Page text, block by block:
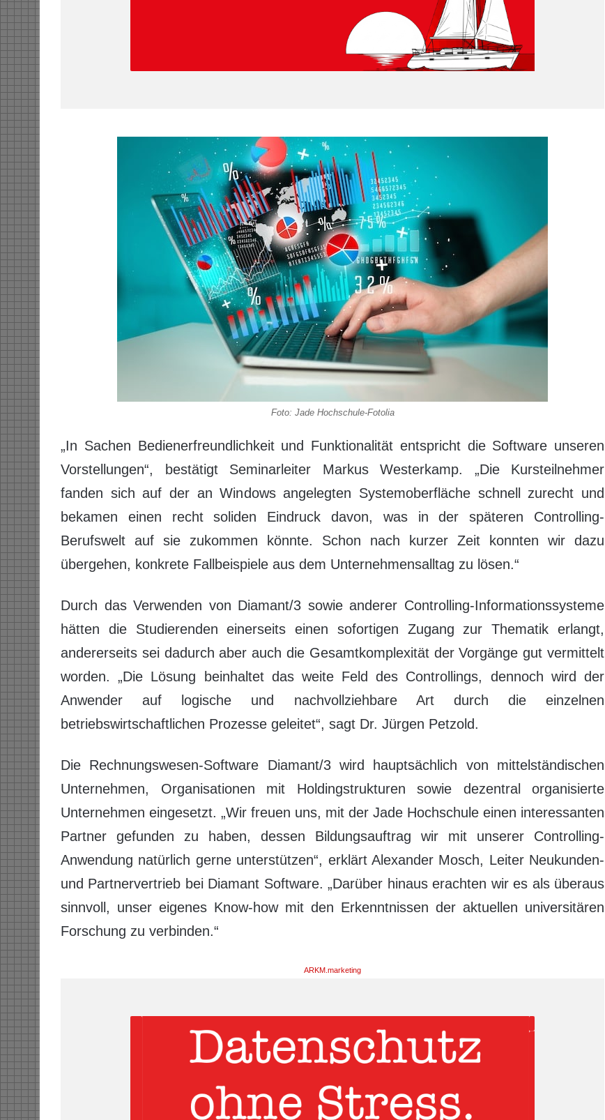
Foto: Jade Hochschule-Fotolia
„In Sachen Bedienerfreundlichkeit und Funktionalität entspricht die Software unseren
Vorstellungen“, bestätigt Seminarleiter Markus Westerkamp. „Die Kursteilnehmer
fanden sich auf der an Windows angelegten Systemoberfläche schnell zurecht und
bekamen einen recht soliden Eindruck davon, was in der späteren Controlling-
Berufswelt auf sie zukommen könnte. Schon nach kurzer Zeit konnten wir dazu
übergehen, konkrete Fallbeispiele aus dem Unternehmensalltag zu lösen.“
Durch das Verwenden von Diamant/3 sowie anderer Controlling-Informationssysteme
hätten die Studierenden einerseits einen sofortigen Zugang zur Thematik erlangt,
andererseits sei dadurch aber auch die Gesamtkomplexität der Vorgänge gut vermittelt
worden. „Die Lösung beinhaltet das weite Feld des Controllings, dennoch wird der
Anwender auf logische und nachvollziehbare Art durch die einzelnen
betriebswirtschaftlichen Prozesse geleitet“, sagt Dr. Jürgen Petzold.
Die Rechnungswesen-Software Diamant/3 wird hauptsächlich von mittelständischen
Unternehmen, Organisationen mit Holdingstrukturen sowie dezentral organisierte
Unternehmen eingesetzt. „Wir freuen uns, mit der Jade Hochschule einen interessanten
Partner gefunden zu haben, dessen Bildungsauftrag wir mit unserer Controlling-
Anwendung natürlich gerne unterstützen“, erklärt Alexander Mosch, Leiter Neukunden-
und Partnervertrieb bei Diamant Software. „Darüber hinaus erachten wir es als überaus
sinnvoll, unser eigenes Know-how mit den Erkenntnissen der aktuellen universitären
Forschung zu verbinden.“
ARKM.marketing